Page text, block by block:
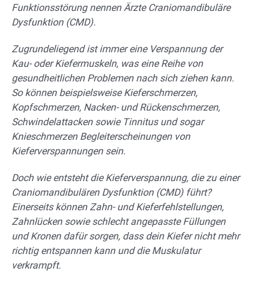
Funktionsstörung nennen Ärzte Craniomandibuläre
Dysfunktion (CMD).
Zugrundeliegend ist immer eine Verspannung der
Kau- oder Kiefermuskeln, was eine Reihe von
gesundheitlichen Problemen nach sich ziehen kann.
So können beispielsweise Kieferschmerzen,
Kopfschmerzen, Nacken- und Rückenschmerzen,
Schwindelattacken sowie Tinnitus und sogar
Knieschmerzen Begleiterscheinungen von
Kieferverspannungen sein.
Doch wie entsteht die Kieferverspannung, die zu einer
Craniomandibulären Dysfunktion (CMD) führt?
Einerseits können Zahn- und Kieferfehlstellungen,
Zahnlücken sowie schlecht angepasste Füllungen
und Kronen dafür sorgen, dass dein Kiefer nicht mehr
richtig entspannen kann und die Muskulatur
verkrampft.